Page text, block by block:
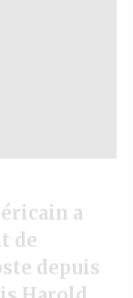
a
de
depuis